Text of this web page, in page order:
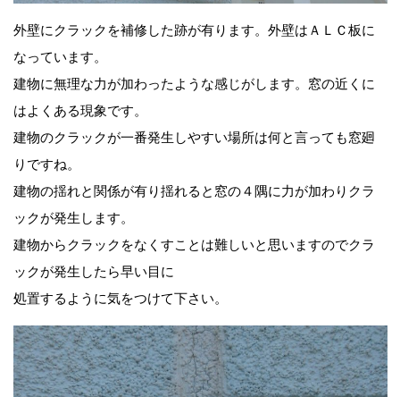
外壁にクラックを補修した跡が有ります。外壁はＡＬＣ板に
なっています。
建物に無理な力が加わったような感じがします。窓の近くに
はよくある現象です。
建物のクラックが一番発生しやすい場所は何と言っても窓廻
りですね。
建物の揺れと関係が有り揺れると窓の４隅に力が加わりクラ
ックが発生します。
建物からクラックをなくすことは難しいと思いますのでクラ
ックが発生したら早い目に
処置するように気をつけて下さい。